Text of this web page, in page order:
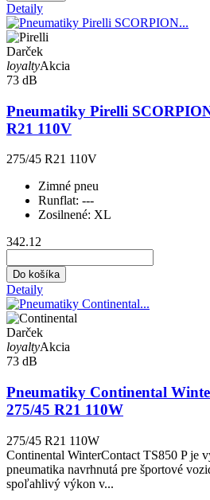
Detaily
Darček
loyaltyAkcia
73 dB
Pneumatiky Pirelli
R21 110V
275/45 R21 110V
Zimné pneu
Runflat: ---
Zosilnené: XL
342.12
Do košíka
Detaily
Darček
loyaltyAkcia
73 dB
Pneumatiky Continental
275/45 R21 110W
275/45 R21 110W
Continental WinterContact TS850 P je
pneumatika navrhnutá pre športové
spoľahlivý výkon v...